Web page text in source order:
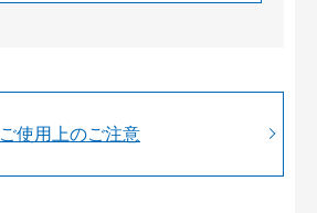
ご使用上のご注意